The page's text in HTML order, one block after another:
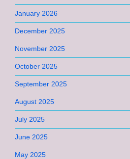
January 2026
December 2025
November 2025
October 2025
September 2025
August 2025
July 2025
June 2025
May 2025